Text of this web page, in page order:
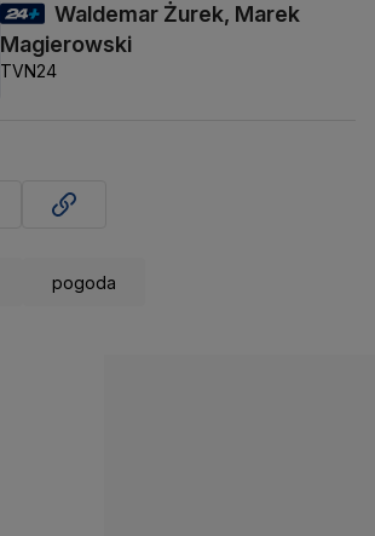
Waldemar Żurek, Marek
Magierowski
TVN24
pogoda